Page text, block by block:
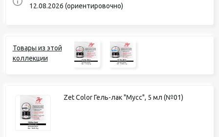
12.08.2026 (ориентировочно)
Товары из этой
коллекции
Zet Color Гель-лак "Мусс", 5 мл (№01)